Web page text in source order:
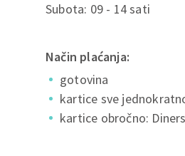
Subota: 09 - 14 sati
Način plaćanja:
gotovina
kartice sve
kartice obročno: